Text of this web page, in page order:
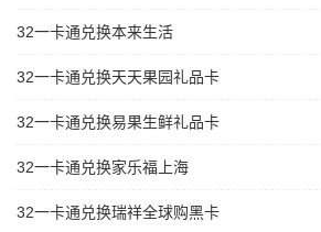
32一卡通兑换本来生活
32一卡通兑换天天果园礼品卡
32一卡通兑换易果生鲜礼品卡
32一卡通兑换家乐福上海
32一卡通兑换瑞祥全球购黑卡